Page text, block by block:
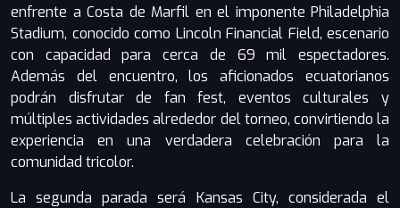
enfrente a Costa de Marfil en el imponente Philadelphia
Stadium, conocido como Lincoln Financial Field, escenario
con capacidad para cerca de 69 mil espectadores.
Además del encuentro, los aficionados ecuatorianos
podrán disfrutar de fan fest, eventos culturales y
múltiples actividades alrededor del torneo, convirtiendo la
experiencia en una verdadera celebración para la
comunidad tricolor.
La segunda parada será Kansas City, considerada el